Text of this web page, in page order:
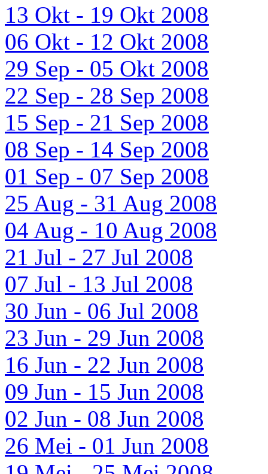
13 Okt - 19 Okt 2008
06 Okt - 12 Okt 2008
29 Sep - 05 Okt 2008
22 Sep - 28 Sep 2008
15 Sep - 21 Sep 2008
08 Sep - 14 Sep 2008
01 Sep - 07 Sep 2008
25 Aug - 31 Aug 2008
04 Aug - 10 Aug 2008
21 Jul - 27 Jul 2008
07 Jul - 13 Jul 2008
30 Jun - 06 Jul 2008
23 Jun - 29 Jun 2008
16 Jun - 22 Jun 2008
09 Jun - 15 Jun 2008
02 Jun - 08 Jun 2008
26 Mei - 01 Jun 2008